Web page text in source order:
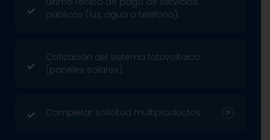
públicos (luz, agua o teléfono).
Cotización del sistema fotovoltaico
(paneles solares).
Completar solicitud multiproductos.